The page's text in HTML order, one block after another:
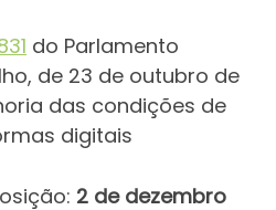
do Parlamento
de 23 de outubro de
das condições de
digitais
2 de dezembro